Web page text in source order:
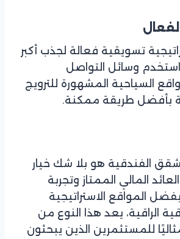
تسويقية فعالة لجذب أكبر
استخدم وسائل التواصل
السياحية المشهورة للترويج
بأفضل طريقة ممكنة.
الفندقية هو بلا شك خيار
المالي الممتاز وتجربة
المواقع الاستراتيجية
الراقية، يعد هذا النوع من
مثاليًا للمستثمرين الذين يبحثون